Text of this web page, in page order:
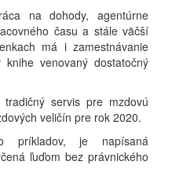
na dohody, agentúrne
času a stále väčší
má i zamestnávanie
venovaný dostatočný
servis pre mzdovú
veličín pre rok 2020.
príkladov, je napísaná
ľuďom bez právnického